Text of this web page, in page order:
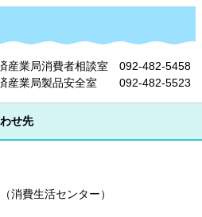
業局消費者相談室 092-482-5458
産業局製品安全室 092-482-5523​
せ先
消費生活センター）